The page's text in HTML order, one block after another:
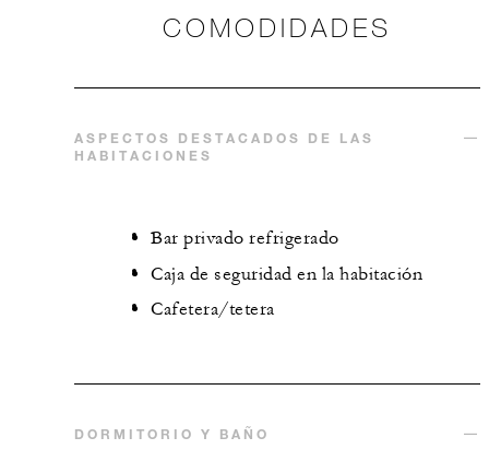
COMODIDADES
ASPECTOS DESTACADOS DE LAS
HABITACIONES
Bar privado refrigerado
Caja de seguridad en la habitación
Cafetera/tetera
DORMITORIO Y BAÑO